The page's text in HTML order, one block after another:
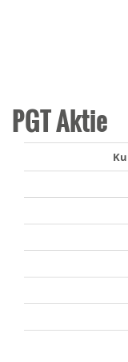
PGT Aktie